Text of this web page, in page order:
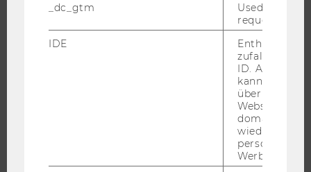
ORGANISATION
WIRTSCHAFT UND GESELLSCHAFT
CAMPUS
_dc_gtm
Used to
request rate.
IDE
Enthält eine
ID. Anhand
kann Google
über
Websites
Werbung